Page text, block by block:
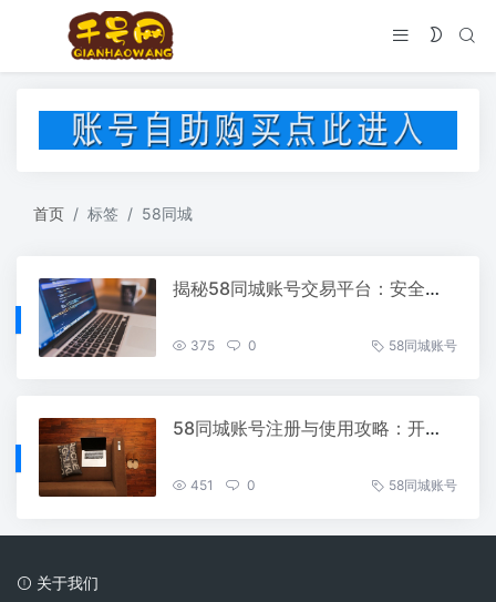
首页 标签 58同城
揭秘58同城账号交易平台：安全便捷的数字资源交换指南
375 0 58同城账号
58同城账号注册与使用攻略：开启便捷生活
451 0 58同城账号
关于我们